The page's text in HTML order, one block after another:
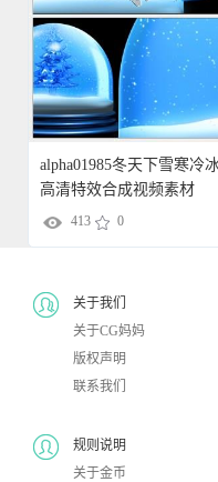
alpha01985冬天下雪寒冷
高清特效合成视频素材
413 0
关于我们
关于CG妈妈
版权声明
联系我们
规则说明
关于金币